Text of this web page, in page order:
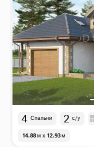
4 Спальни 2 с/у
14.88м x 12.93м